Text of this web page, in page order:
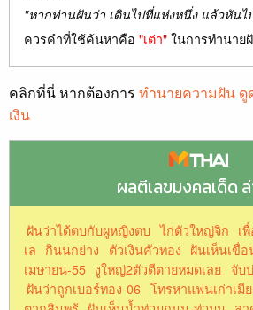
"หากท่านฝันว่า เดินไปที่แห่งหนึ่ง แล้วหันไ
ควรคำที่ใช้ค้นหาคือ "เต่า"ในการทำนาย
คลิกที่นี่ หากต้องการ ทำนายความฝัน ดู
เงิน
ผลตีเลขมงคลเด็ด
ฝันว่าได้ตบกับผูหญิงตบ ไก่ตัวใหญ่จิก เ
เล กินนกย่าง ตัวเงินคัวทอง ฝันเห็นเขื่
เมษายน-55 งูใหญ่2ตัวตีตายหมดเลย จับ
ฝันว่าถูกเบอร์ทอง-06 โทรหาแฟนเก่าเมีย